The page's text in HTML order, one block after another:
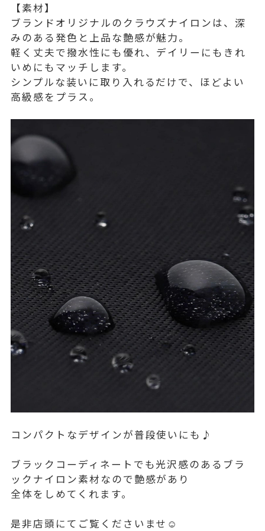
【素材】
ブランドオリジナルのクラウズナイロンは、深
みのある発色と上品な艶感が魅力。
軽く丈夫で撥水性にも優れ、デイリーにもきれ
いめにもマッチします。
シンプルな装いに取り入れるだけで、ほどよい
高級感をプラス。
コンパクトなデザインが普段使いにも♪
ブラックコーディネートでも光沢感のあるブラ
ックナイロン素材なので艶感があり
全体をしめてくれます。
是非店頭にてご覧くださいませ☺